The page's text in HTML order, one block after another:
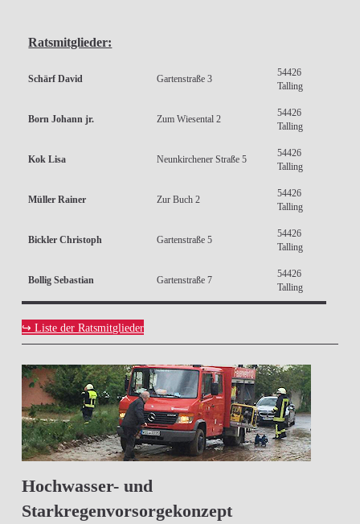
Ratsmitglieder:
Schärf David Gartenstraße 3
54426
Talling
Born Johann jr. Zum Wiesental 2
54426
Talling
Kok Lisa Neunkirchener Straße 5
54426
Talling
Müller Rainer Zur Buch 2
54426
Talling
Bickler Christoph Gartenstraße 5
54426
Talling
Bollig Sebastian Gartenstraße 7
54426
Talling
↪ Liste der Ratsmitglieder
Hochwasser- und
Starkregenvorsorgekonzept